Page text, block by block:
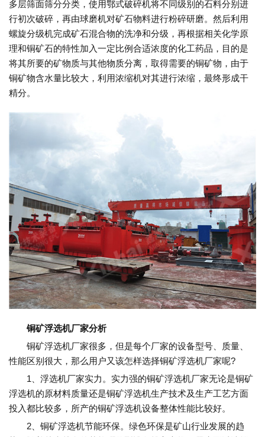
多层筛面筛分分类，使用鄂式破碎机将不同级别的石料分别进
行初次破碎，再由球磨机对矿石物料进行粉碎研磨。然后利用
螺旋分级机完成矿石混合物的洗净和分级，再根据相关化学原
理和铜矿石的特性加入一定比例合适浓度的化工药品，目的是
将其所要的矿物质与其他物质分离，取得需要的铜矿物，由于
铜矿物含水量比较大，利用浓缩机对其进行浓缩，最终形成干
精分。
铜矿浮选机厂家分析
铜矿浮选机厂家很多，但是每个厂家的设备型号、质量、
性能区别很大，那么用户又该怎样选择铜矿浮选机厂家呢?
1、浮选机厂家实力。实力强的铜矿浮选机厂家无论是铜矿
浮选机的原材料质量还是铜矿浮选机生产技术及生产工艺方面
投入都比较多，所产的铜矿浮选机设备整体性能比较好。
2、铜矿浮选机节能环保。绿色环保是矿山行业发展的趋